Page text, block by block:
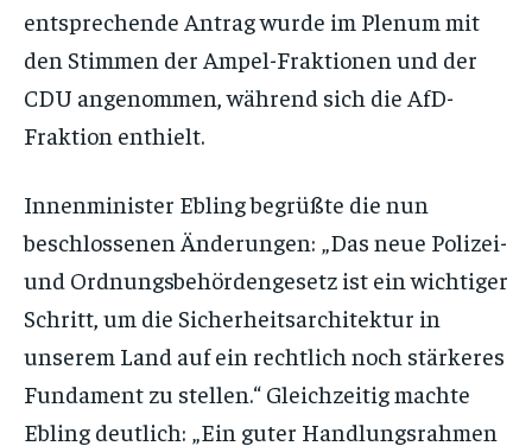
entsprechende Antrag wurde im Plenum mit
den Stimmen der Ampel-Fraktionen und der
CDU angenommen, während sich die AfD-
Fraktion enthielt.
Innenminister Ebling begrüßte die nun
beschlossenen Änderungen: „Das neue Polizei-
und Ordnungsbehördengesetz ist ein wichtiger
Schritt, um die Sicherheitsarchitektur in
unserem Land auf ein rechtlich noch stärkeres
Fundament zu stellen.“ Gleichzeitig machte
Ebling deutlich: „Ein guter Handlungsrahmen